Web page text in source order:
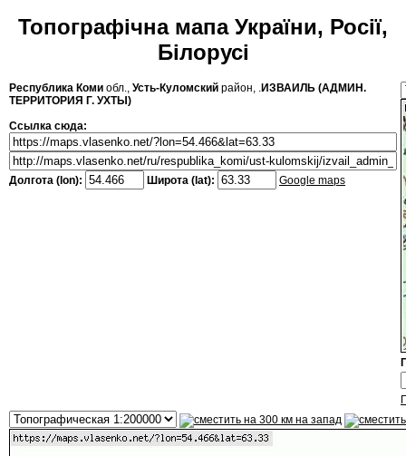
Топографічна мапа України, Росії,
Білорусі
Республика Коми обл., Усть-Куломский район, .ИЗВАИЛЬ (АДМИН.
ТЕРРИТОРИЯ Г. УХТЫ)
Ссылка сюда:
Долгота (lon): Широта (lat): Google maps